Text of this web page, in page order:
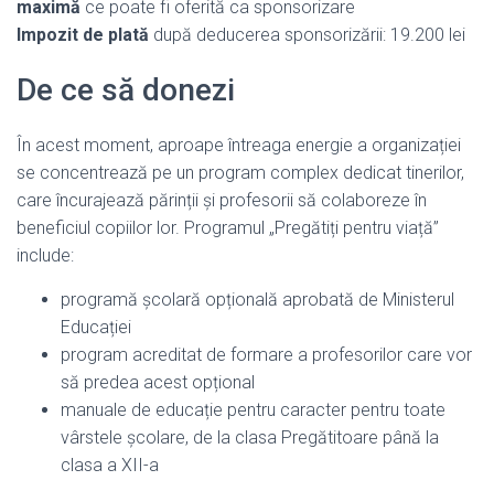
maximă ce poate fi oferită ca sponsorizare
Impozit de plată după deducerea sponsorizării: 19.200 lei
De ce să donezi
În acest moment, aproape întreaga energie a organizației
se concentrează pe un program complex dedicat tinerilor,
care încurajează părinții și profesorii să colaboreze în
beneficiul copiilor lor. Programul „Pregătiți pentru viață”
include:
programă școlară opțională aprobată de Ministerul
Educației
program acreditat de formare a profesorilor care vor
să predea acest opțional
manuale de educație pentru caracter pentru toate
vârstele școlare, de la clasa Pregătitoare până la
clasa a XII-a